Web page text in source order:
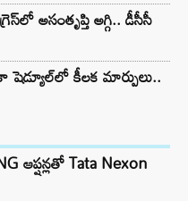
అసంతృప్తి అగ్గి.. డీసీసీ
కీలక మార్పులు..
ఆప్షన్లతో Tata Nexon